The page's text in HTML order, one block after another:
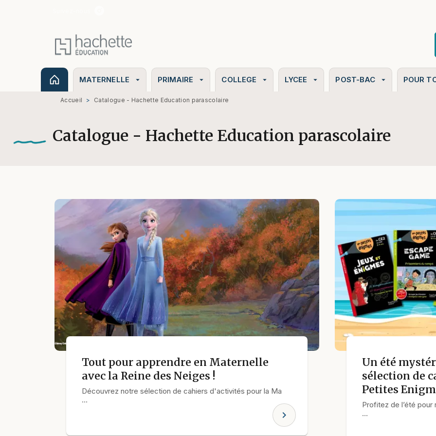
MATERNELLE arrow_drop_down PRIMAIRE arrow_drop_down COLLEGE arrow_drop_down LYCEE arrow_drop_down POST-BAC arrow_drop_down POUR
Accueil > Catalogue - Hachette Education parascolaire
Catalogue - Hachette Education parascolaire
Tout pour apprendre en Maternelle
avec la Reine des Neiges !
Découvrez notre sélection de cahiers d'activités pour la Ma
…
chevron_right
Un été
sélection de
Petites
Profitez de l’été
…